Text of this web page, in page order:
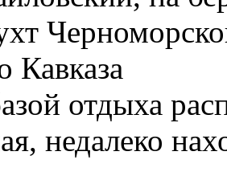
Кавказа
отдыха
недалеко